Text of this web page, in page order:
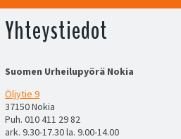
Yhteystiedot
Suomen Urheilupyörä Nokia
Öljytie 9
37150 Nokia
Puh. 010 411 29 82
ark. 9.30-17.30 la. 9.00-14.00